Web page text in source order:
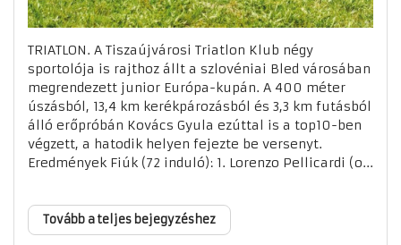
TRIATLON. A Tiszaújvárosi Triatlon Klub négy
sportolója is rajthoz állt a szlovéniai Bled városában
megrendezett junior Európa-kupán. A 400 méter
úszásból, 13,4 km kerékpározásból és 3,3 km futásból
álló erőpróbán Kovács Gyula ezúttal is a top10-ben
végzett, a hatodik helyen fejezte be versenyt.
Eredmények Fiúk (72 induló): 1. Lorenzo Pellicardi (o...
Tovább a teljes bejegyzéshez